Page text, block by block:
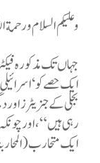
وعليكم السلام ورحمة
جہاں تک مذکورہ
ایک حصے کو
بجلی کے جنریٹرز اور
رہی ہیں“، اور
ایک متحارب